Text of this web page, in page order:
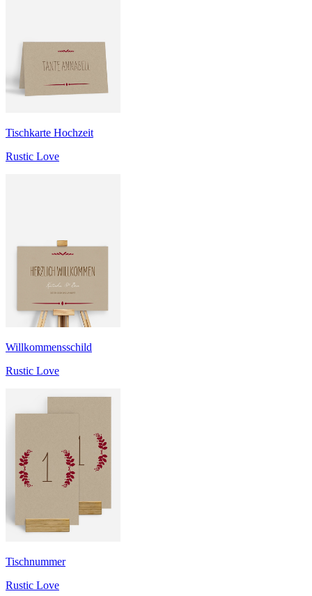
Tischkarte Hochzeit
Rustic Love
Willkommensschild
Rustic Love
Tischnummer
Rustic Love